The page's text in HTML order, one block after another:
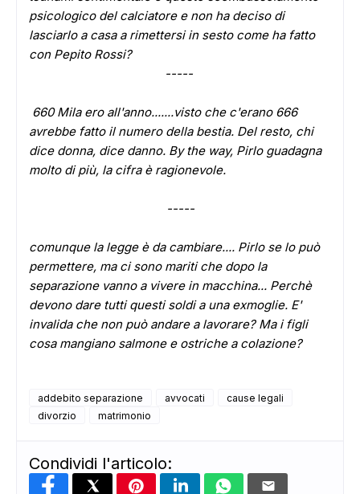
psicologico del calciatore e non ha deciso di
lasciarlo a casa a rimettersi in sesto come ha fatto
con Pepito Rossi?
-----
660 Mila ero all'anno.......visto che c'erano 666
avrebbe fatto il numero della bestia. Del resto, chi
dice donna, dice danno. By the way, Pirlo guadagna
molto di più, la cifra è ragionevole.
-----
comunque la legge è da cambiare.... Pirlo se lo può
permettere, ma ci sono mariti che dopo la
separazione vanno a vivere in macchina... Perchè
devono dare tutti questi soldi a una exmoglie. E'
invalida che non può andare a lavorare? Ma i figli
cosa mangiano salmone e ostriche a colazione?
addebito separazione avvocati
cause legali
divorzio
matrimonio
Condividi l'articolo: